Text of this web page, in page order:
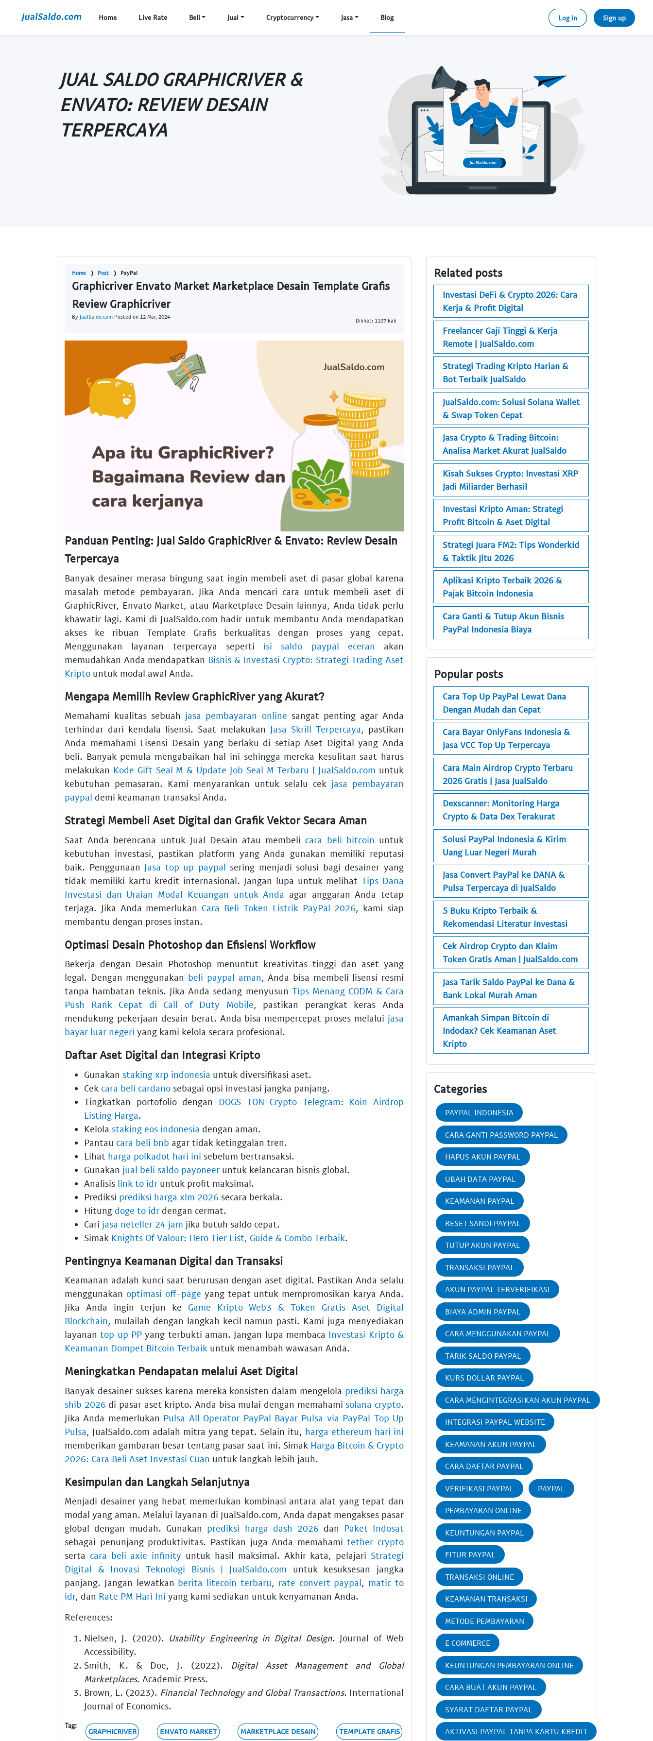
Home Live Rate Beli Jual Cryptocurrency Jasa Blog Log in Sign up
JUAL SALDO GRAPHICRIVER &
ENVATO: REVIEW DESAIN
TERPERCAYA
Home Post PayPal
Graphicriver Envato Market Marketplace Desain Template Grafis
Review Graphicriver
By JualSaldo.com Posted on 12 Mar, 2024
Dilihat: 1107 kali
Panduan Penting: Jual Saldo GraphicRiver & Envato: Review Desain
Terpercaya
Banyak desainer merasa bingung saat ingin membeli aset di pasar global karena
masalah metode pembayaran. Jika Anda mencari cara untuk membeli aset di
GraphicRiver, Envato Market, atau Marketplace Desain lainnya, Anda tidak perlu
khawatir lagi. Kami di JualSaldo.com hadir untuk membantu Anda mendapatkan
akses ke ribuan Template Grafis berkualitas dengan proses yang cepat.
Menggunakan layanan terpercaya seperti isi saldo paypal eceran akan
memudahkan Anda mendapatkan Bisnis & Investasi Crypto: Strategi Trading Aset
Kripto untuk modal awal Anda.
Mengapa Memilih Review GraphicRiver yang Akurat?
Memahami kualitas sebuah jasa pembayaran online sangat penting agar Anda
terhindar dari kendala lisensi. Saat melakukan Jasa Skrill Terpercaya, pastikan
Anda memahami Lisensi Desain yang berlaku di setiap Aset Digital yang Anda
beli. Banyak pemula mengabaikan hal ini sehingga mereka kesulitan saat harus
melakukan Kode Gift Seal M & Update Job Seal M Terbaru | JualSaldo.com untuk
kebutuhan pemasaran. Kami menyarankan untuk selalu cek jasa pembayaran
paypal demi keamanan transaksi Anda.
Strategi Membeli Aset Digital dan Grafik Vektor Secara Aman
Saat Anda berencana untuk Jual Desain atau membeli cara beli bitcoin untuk
kebutuhan investasi, pastikan platform yang Anda gunakan memiliki reputasi
baik. Penggunaan Jasa top up paypal sering menjadi solusi bagi desainer yang
tidak memiliki kartu kredit internasional. Jangan lupa untuk melihatTips Dana
Investasi dan Uraian Modal Keuangan untuk Anda agar anggaran Anda tetap
terjaga. Jika Anda memerlukan Cara Beli Token Listrik PayPal 2026 , kami siap
membantu dengan proses instan.
Optimasi Desain Photoshop dan Efisiensi Workflow
Bekerja dengan Desain Photoshop menuntut kreativitas tinggi dan aset yang
legal. Dengan menggunakan beli paypal aman, Anda bisa membeli lisensi resmi
tanpa hambatan teknis. Jika Anda sedang menyusun Tips Menang CODM & Cara
Push Rank Cepat di Call of Duty Mobile, pastikan perangkat keras Anda
mendukung pekerjaan desain berat. Anda bisa mempercepat proses melalui jasa
bayar luar negeri yang kami kelola secara profesional.
Daftar Aset Digital dan Integrasi Kripto
Gunakan staking xrp indonesia untuk diversifikasi aset.
Cek cara beli cardano sebagai opsi investasi jangka panjang.
Tingkatkan portofolio dengan DOGS TON Crypto Telegram: Koin Airdrop
Listing Harga.
Kelola staking eos indonesia dengan aman.
Pantau cara beli bnb agar tidak ketinggalan tren.
Lihat harga polkadot hari ini sebelum bertransaksi.
Gunakan jual beli saldo payoneer untuk kelancaran bisnis global.
Analisis link to idr untuk profit maksimal.
Prediksi prediksi harga xlm 2026 secara berkala.
Hitung doge to idr dengan cermat.
Cari jasa neteller 24 jam jika butuh saldo cepat.
Simak Knights Of Valour: Hero Tier List, Guide & Combo Terbaik.
Pentingnya Keamanan Digital dan Transaksi
Keamanan adalah kunci saat berurusan dengan aset digital. Pastikan Anda selalu
menggunakan optimasi off-page yang tepat untuk mempromosikan karya Anda.
Jika Anda ingin terjun ke Game Kripto Web3 & Token Gratis Aset Digital
Blockchain, mulailah dengan langkah kecil namun pasti. Kami juga menyediakan
layanantop up PP yang terbukti aman. Jangan lupa membaca Investasi Kripto &
Keamanan Dompet Bitcoin Terbaik untuk menambah wawasan Anda.
Meningkatkan Pendapatan melalui Aset Digital
Banyak desainer sukses karena mereka konsisten dalam mengelola prediksi harga
shib 2026 di pasar aset kripto. Anda bisa mulai dengan memahami solana crypto.
Jika Anda memerlukan Pulsa All Operator PayPal Bayar Pulsa via PayPal Top Up
Pulsa , JualSaldo.com adalah mitra yang tepat. Selain itu, harga ethereum hari ini
memberikan gambaran besar tentang pasar saat ini. Simak Harga Bitcoin & Crypto
2026: Cara Beli Aset Investasi Cuan untuk langkah lebih jauh.
Kesimpulan dan Langkah Selanjutnya
Menjadi desainer yang hebat memerlukan kombinasi antara alat yang tepat dan
modal yang aman. Melalui layanan di JualSaldo.com, Anda dapat mengakses pasar
global dengan mudah. Gunakan prediksi harga dash 2026 dan Paket Indosat
sebagai penunjang produktivitas. Pastikan juga Anda memahamitether crypto
serta cara beli axie infinity untuk hasil maksimal. Akhir kata, pelajariStrategi
Digital & Inovasi Teknologi Bisnis | JualSaldo.com untuk kesuksesan jangka
panjang. Jangan lewatkan berita litecoin terbaru, rate convert paypal, matic to
idr, dan Rate PM Hari Ini yang kami sediakan untuk kenyamanan Anda.
References:
Nielsen, J. (2020). Usability Engineering in Digital Design. Journal of Web
Accessibility.
Smith, K. & Doe, J. (2022).
Digital Asset Management and Global
Marketplaces. Academic Press.
Brown, L. (2023). Financial Technology and Global Transactions. International
Journal of Economics.
Tag:
GRAPHICRIVER ENVATO MARKET MARKETPLACE DESAIN TEMPLATE GRAFIS
Related posts
Investasi DeFi & Crypto 2026: Cara
Kerja & Profit Digital
Freelancer Gaji Tinggi & Kerja
Remote | JualSaldo.com
Strategi Trading Kripto Harian &
Bot Terbaik JualSaldo
JualSaldo.com: Solusi Solana Wallet
& Swap Token Cepat
Jasa Crypto & Trading Bitcoin:
Analisa Market Akurat JualSaldo
Kisah Sukses Crypto: Investasi XRP
Jadi Miliarder Berhasil
Investasi Kripto Aman: Strategi
Profit Bitcoin & Aset Digital
Strategi Juara FM2: Tips Wonderkid
& Taktik Jitu 2026
Aplikasi Kripto Terbaik 2026 &
Pajak Bitcoin Indonesia
Cara Ganti & Tutup Akun Bisnis
PayPal Indonesia Biaya
Popular posts
Cara Top Up PayPal Lewat Dana
Dengan Mudah dan Cepat
Cara Bayar OnlyFans Indonesia &
Jasa VCC Top Up Terpercaya
Cara Main Airdrop Crypto Terbaru
2026 Gratis | Jasa JualSaldo
Dexscanner: Monitoring Harga
Crypto & Data Dex Terakurat
Solusi PayPal Indonesia & Kirim
Uang Luar Negeri Murah
Jasa Convert PayPal ke DANA &
Pulsa Terpercaya di JualSaldo
5 Buku Kripto Terbaik &
Rekomendasi Literatur Investasi
Cek Airdrop Crypto dan Klaim
Token Gratis Aman | JualSaldo.com
Jasa Tarik Saldo PayPal ke Dana &
Bank Lokal Murah Aman
Amankah Simpan Bitcoin di
Indodax? Cek Keamanan Aset
Kripto
Categories
PAYPAL INDONESIA
CARA GANTI PASSWORD PAYPAL
HAPUS AKUN PAYPAL
UBAH DATA PAYPAL
KEAMANAN PAYPAL
RESET SANDI PAYPAL
TUTUP AKUN PAYPAL
TRANSAKSI PAYPAL
AKUN PAYPAL TERVERIFIKASI
BIAYA ADMIN PAYPAL
CARA MENGGUNAKAN PAYPAL
TARIK SALDO PAYPAL
KURS DOLLAR PAYPAL
CARA MENGINTEGRASIKAN AKUN PAYPAL
INTEGRASI PAYPAL WEBSITE
KEAMANAN AKUN PAYPAL
CARA DAFTAR PAYPAL
VERIFIKASI PAYPAL PAYPAL
PEMBAYARAN ONLINE
KEUNTUNGAN PAYPAL
FITUR PAYPAL
TRANSAKSI ONLINE
KEAMANAN TRANSAKSI
METODE PEMBAYARAN
E COMMERCE
KEUNTUNGAN PEMBAYARAN ONLINE
CARA BUAT AKUN PAYPAL
SYARAT DAFTAR PAYPAL
AKTIVASI PAYPAL TANPA KARTU KREDIT